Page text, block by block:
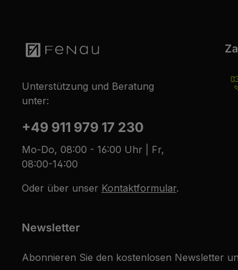
Unterstützung und Beratung
unter:
+49 911 979 17 230
Mo-Do, 08:00 - 16:00 Uhr | Fr,
08:00-14:00
Oder über unser Kontaktformular.
Newsletter
Abonnieren Sie den kostenlosen Newsletter